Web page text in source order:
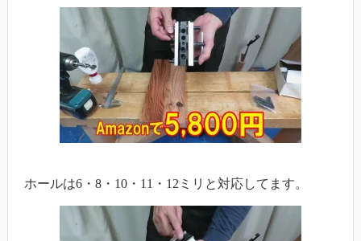
ホールは6・8・10・11・12ミリと対応してます。